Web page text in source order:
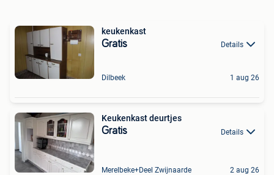
keukenkast
Gratis Details
Dilbeek 1 aug 26
Keukenkast deurtjes
Gratis Details
Merelbeke+Deel Zwijnaarde 2 aug 26